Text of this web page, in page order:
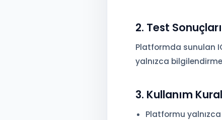
2. Test
Platformda sunulan
yalnızca
3. Kullanım
Platformu